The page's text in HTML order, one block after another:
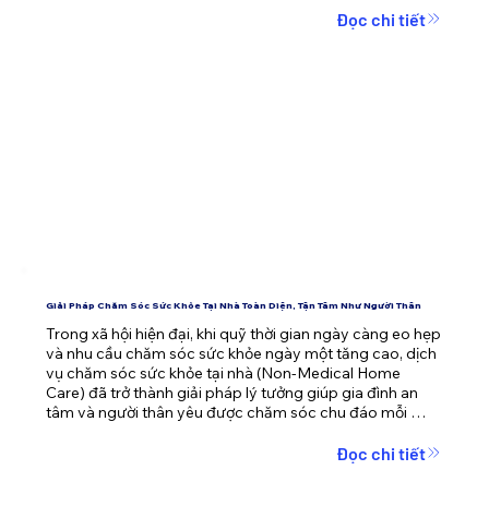
Đọc chi tiết
Giải Pháp Chăm Sóc Sức Khỏe Tại Nhà Toàn Diện, Tận Tâm Như Người Thân
Trong xã hội hiện đại, khi quỹ thời gian ngày càng eo hẹp
và nhu cầu chăm sóc sức khỏe ngày một tăng cao, dịch
vụ chăm sóc sức khỏe tại nhà (Non-Medical Home
Care) đã trở thành giải pháp lý tưởng giúp gia đình an
tâm và người thân yêu được chăm sóc chu đáo mỗi
Đọc chi tiết